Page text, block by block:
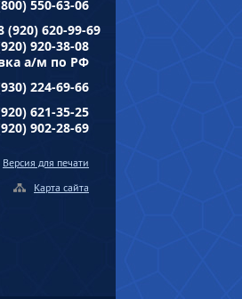
550-63-06
(920) 620-99-69
920-38-08
а/м по РФ
224-69-66
621-35-25
902-28-69
Версия для печати
Карта сайта